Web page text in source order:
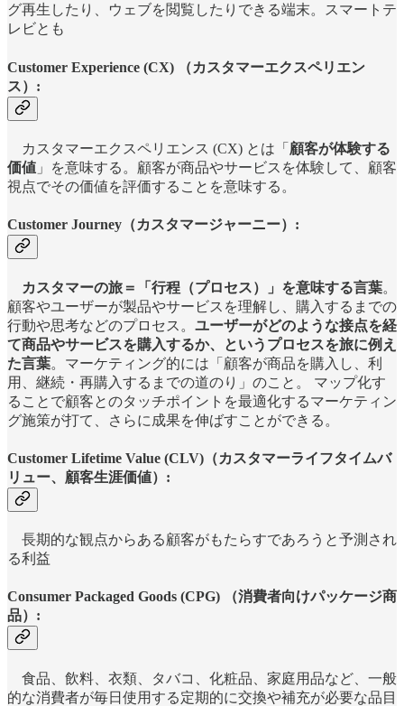
グ再生したり、ウェブを閲覧したりできる端末。スマートテ
レビとも
Customer Experience (CX) （カスタマーエクスペリエン
ス）:
カスタマーエクスペリエンス (CX) とは「 顧客が体験する
価値 」を意味する。顧客が商品やサービスを体験して、顧客
視点でその価値を評価することを意味する。
Customer Journey（カスタマージャーニー）:
カスタマーの旅＝「行程（プロセス）」を意味する言葉。
顧客やユーザーが製品やサービスを理解し、購入するまでの
行動や思考などのプロセス。 ユーザーがどのような接点を経
て商品やサービスを購入するか、というプロセスを旅に例え
た言葉。マーケティング的には「顧客が商品を購入し、利
用、継続・再購入するまでの道のり」のこと。 マップ化す
ることで顧客とのタッチポイントを最適化するマーケティン
グ施策が打て、さらに成果を伸ばすことができる。
Customer Lifetime Value (CLV)（カスタマーライフタイムバ
リュー、顧客生涯価値）:
長期的な観点からある顧客がもたらすであろうと予測され
る利益
Consumer Packaged Goods (CPG) （消費者向けパッケージ商
品）:
食品、飲料、衣類、タバコ、化粧品、家庭用品など、一般
的な消費者が毎日使用する定期的に交換や補充が必要な品目